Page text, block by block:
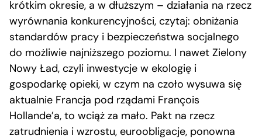
krótkim okresie, a w dłuższym – działania na rzecz
wyrównania konkurencyjności, czytaj: obniżania
standardów pracy i bezpieczeństwa socjalnego
do możliwie najniższego poziomu. I nawet Zielony
Nowy Ład, czyli inwestycje w ekologię i
gospodarkę opieki, w czym na czoło wysuwa się
aktualnie Francja pod rządami François
Hollande’a, to wciąż za mało. Pakt na rzecz
zatrudnienia i wzrostu, euroobligacje, ponowna